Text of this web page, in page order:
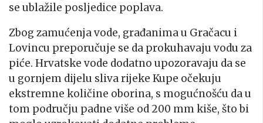
se ublažile posljedice poplava.
Zbog zamućenja vode, građanima u Gračacu i
Lovincu preporučuje se da prokuhavaju vodu za
piće. Hrvatske vode dodatno upozoravaju da se
u gornjem dijelu sliva rijeke Kupe očekuju
ekstremne količine oborina, s mogućnošću da u
tom području padne više od 200 mm kiše, što bi